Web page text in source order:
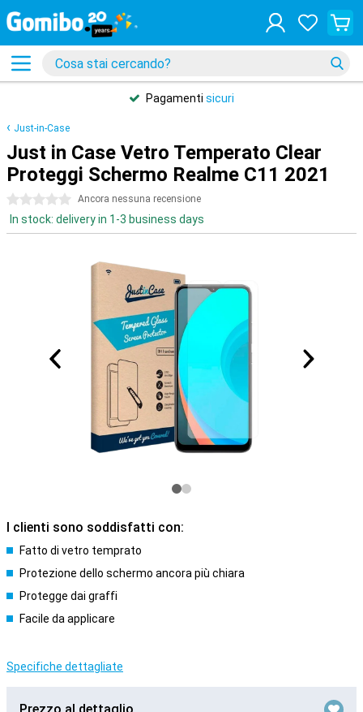
Pagamenti sicuri
Just-in-Case
Just in Case Vetro Temperato Clear
Proteggi Schermo Realme C11 2021
0 stelle Ancora nessuna recensione
In stock: delivery in 1-3 business days
I clienti sono soddisfatti con:
Fatto di vetro temprato
Protezione dello schermo ancora più chiara
Protegge dai graffi
Facile da applicare
Specifiche dettagliate